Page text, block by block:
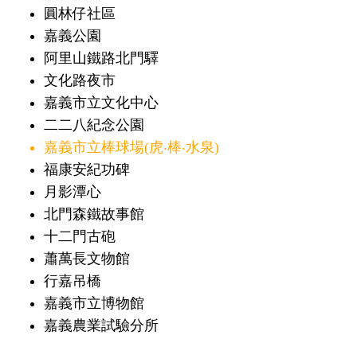
圓林仔社區
嘉義公園
阿里山鐵路北門驛
文化路夜市
嘉義市立文化中心
二二八紀念公園
嘉義市立棒球場(虎‧棒‧水泉)
福康安紀功碑
月影潭心
北門森鐵故事館
十二門古砲
蕭萬長文物館
行嘉吊橋
嘉義市立博物館
嘉義農業試驗分所